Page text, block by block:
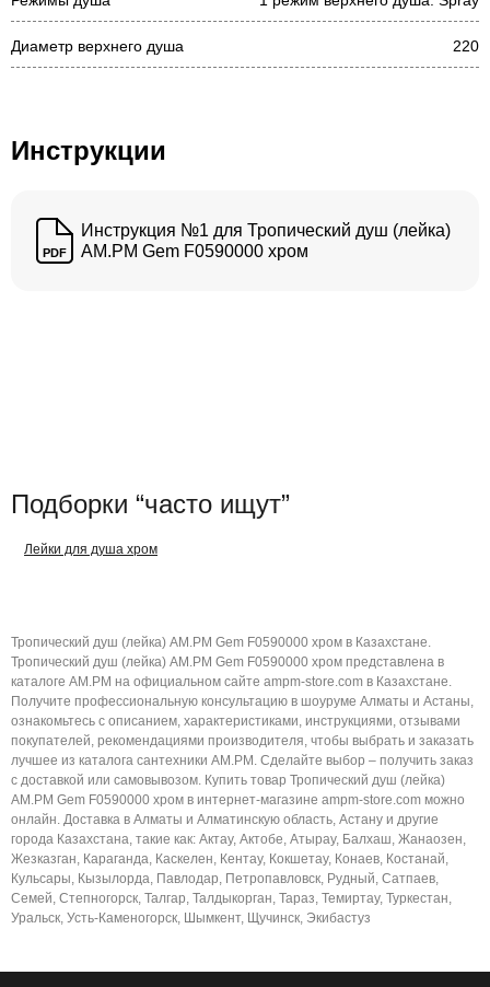
Диаметр верхнего душа 220
Инструкции
PDF
Инструкция №1 для Тропический душ (лейка)
AM.PM Gem F0590000 хром
Подборки “часто ищут”
Лейки для душа хром
Тропический душ (лейка) AM.PM Gem F0590000 хром в Казахстане.
Тропический душ (лейка) AM.PM Gem F0590000 хром представлена в
каталоге AM.PM на официальном сайте ampm-store.com в Казахстане.
Получите профессиональную консультацию в шоуруме Алматы и Астаны,
ознакомьтесь с описанием, характеристиками, инструкциями, отзывами
покупателей, рекомендациями производителя, чтобы выбрать и заказать
лучшее из каталога сантехники AM.PM. Сделайте выбор – получить заказ
с доставкой или самовывозом. Купить товар Тропический душ (лейка)
AM.PM Gem F0590000 хром в интернет-магазине ampm-store.com можно
онлайн. Доставка в Алматы и Алматинскую область, Астану и другие
города Казахстана, такие как: Актау, Актобе, Атырау, Балхаш, Жанаозен,
Жезказган, Караганда, Каскелен, Кентау, Кокшетау, Конаев, Костанай,
Кульсары, Кызылорда, Павлодар, Петропавловск, Рудный, Сатпаев,
Семей, Степногорск, Талгар, Талдыкорган, Тараз, Темиртау, Туркестан,
Уральск, Усть-Каменогорск, Шымкент, Щучинск, Экибастуз